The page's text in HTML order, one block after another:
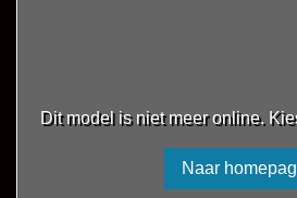
Dit model is niet meer online.
Naar